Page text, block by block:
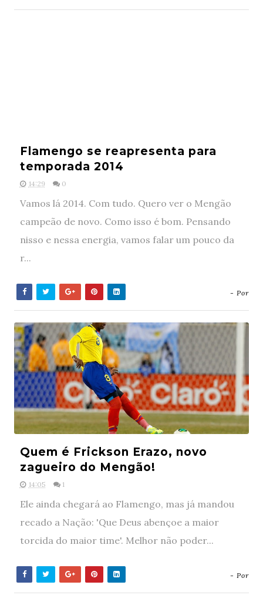
Flamengo se reapresenta para
temporada 2014
14:29 0
Vamos lá 2014. Com tudo. Quero ver o Mengão
campeão de novo. Como isso é bom. Pensando
nisso e nessa energia, vamos falar um pouco da
r...
- Por
Quem é Frickson Erazo, novo
zagueiro do Mengão!
14:05 1
Ele ainda chegará ao Flamengo, mas já mandou
recado a Nação: 'Que Deus abençoe a maior
torcida do maior time'. Melhor não poder...
- Por